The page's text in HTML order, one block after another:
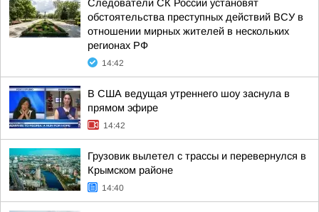
Следователи СК России установят
обстоятельства преступных действий ВСУ в
отношении мирных жителей в нескольких
регионах РФ
14:42
В США ведущая утреннего шоу заснула в
прямом эфире
14:42
Грузовик вылетел с трассы и перевернулся в
Крымском районе
14:40